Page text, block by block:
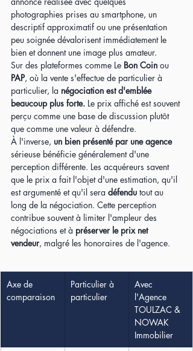
photographies prises au smartphone, un
descriptif approximatif ou une présentation
peu soignée dévalorisent immédiatement le
bien et donnent une image plus amateur.
Sur des plateformes comme Le Bon Coin ou
PAP, où la vente s'effectue de particulier à
particulier, la négociation est d'emblée
beaucoup plus forte. Le prix affiché est souvent
perçu comme une base de discussion plutôt
que comme une valeur à défendre.
À l'inverse, un bien présenté par une agence
sérieuse bénéficie généralement d'une
perception différente. Les acquéreurs savent
que le prix a fait l'objet d'une estimation, qu'il
est argumenté et qu'il sera défendu tout au
long de la négociation. Cette perception
contribue souvent à limiter l'ampleur des
négociations et à préserver le prix net
vendeur, malgré les honoraires de l'agence.
Axe de
comparaison
Particulier à
particulier
Avec
l'Agence
TOULZAC &
NOWAK
Immobilier